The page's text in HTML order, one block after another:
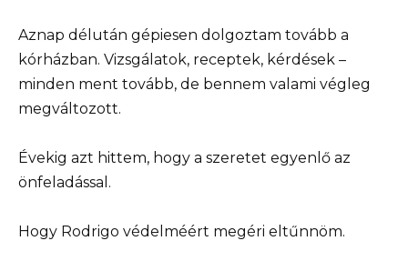
Aznap délután gépiesen dolgoztam tovább a
kórházban. Vizsgálatok, receptek, kérdések –
minden ment tovább, de bennem valami végleg
megváltozott.
Évekig azt hittem, hogy a szeretet egyenlő az
önfeladással.
Hogy Rodrigo védelméért megéri eltűnnöm.